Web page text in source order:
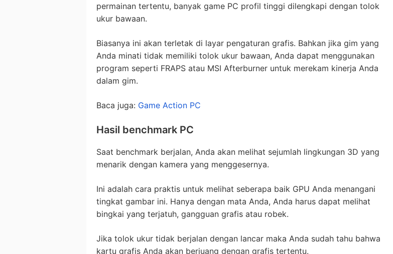
permainan tertentu, banyak game PC profil tinggi dilengkapi dengan tolok
ukur bawaan.
Biasanya ini akan terletak di layar pengaturan grafis. Bahkan jika gim yang
Anda minati tidak memiliki tolok ukur bawaan, Anda dapat menggunakan
program seperti FRAPS atau MSI Afterburner untuk merekam kinerja Anda
dalam gim.
Baca juga: Game Action PC
Hasil benchmark PC
Saat benchmark berjalan, Anda akan melihat sejumlah lingkungan 3D yang
menarik dengan kamera yang menggesernya.
Ini adalah cara praktis untuk melihat seberapa baik GPU Anda menangani
tingkat gambar ini. Hanya dengan mata Anda, Anda harus dapat melihat
bingkai yang terjatuh, gangguan grafis atau robek.
Jika tolok ukur tidak berjalan dengan lancar maka Anda sudah tahu bahwa
kartu grafis Anda akan berjuang dengan grafis tertentu.